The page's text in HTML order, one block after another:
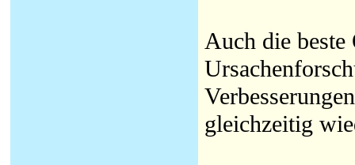
Auch die beste
gleichzeitig